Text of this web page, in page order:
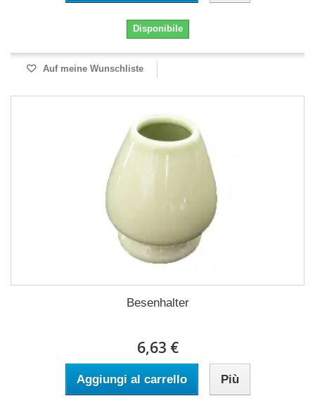
Disponibile
Auf meine Wunschliste
Besenhalter
6,63 €
Aggiungi al carrello Più